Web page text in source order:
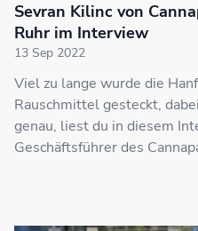
Sevran Kilinc von
Ruhr im Interview
13 Sep 2022
Viel zu lange wurde die
Rauschmittel gesteckt,
genau, liest du in diesem
Geschäftsführer des